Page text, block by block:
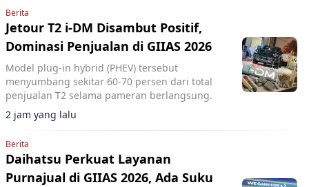
Berita
Jetour T2 i-DM Disambut Positif,
Dominasi Penjualan di GIIAS 2026
Model plug-in hybrid (PHEV) tersebut
menyumbang sekitar 60-70 persen dari total
penjualan T2 selama pameran berlangsung.
2 jam yang lalu
Berita
Daihatsu Perkuat Layanan
Purnajual di GIIAS 2026, Ada Suku